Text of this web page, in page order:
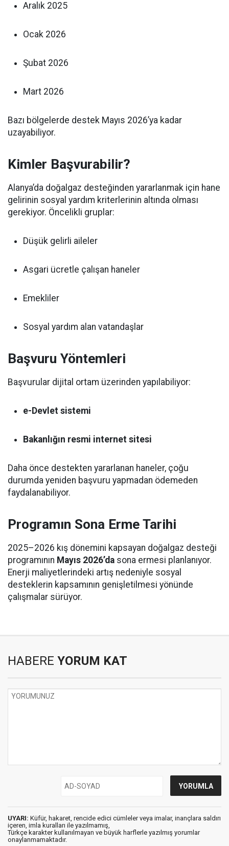
Aralık 2025
Ocak 2026
Şubat 2026
Mart 2026
Bazı bölgelerde destek Mayıs 2026’ya kadar
uzayabiliyor.
Kimler Başvurabilir?
Alanya’da doğalgaz desteğinden yararlanmak için hane
gelirinin sosyal yardım kriterlerinin altında olması
gerekiyor. Öncelikli gruplar:
Düşük gelirli aileler
Asgari ücretle çalışan haneler
Emekliler
Sosyal yardım alan vatandaşlar
Başvuru Yöntemleri
Başvurular dijital ortam üzerinden yapılabiliyor:
e-Devlet sistemi
Bakanlığın resmi internet sitesi
Daha önce destekten yararlanan haneler, çoğu
durumda yeniden başvuru yapmadan ödemeden
faydalanabiliyor.
Programın Sona Erme Tarihi
2025–2026 kış dönemini kapsayan doğalgaz desteği
programının Mayıs 2026’da sona ermesi planlanıyor.
Enerji maliyetlerindeki artış nedeniyle sosyal
desteklerin kapsamının genişletilmesi yönünde
çalışmalar sürüyor.
HABERE YORUM KAT
UYARI: Küfür, hakaret, rencide edici cümleler veya imalar, inançlara saldırı
içeren, imla kuralları ile yazılmamış,
Türkçe karakter kullanılmayan ve büyük harflerle yazılmış yorumlar
onaylanmamaktadır.